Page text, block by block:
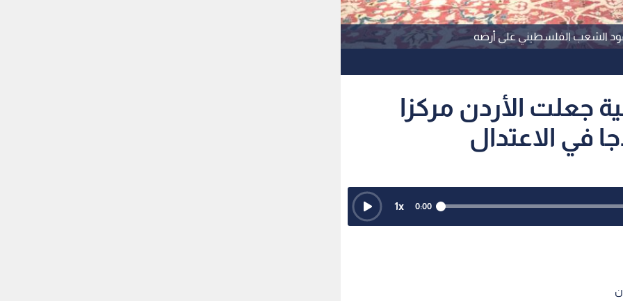
صمود الشعب الفلسطيني على أرضه
جعلت الأردن مركزا
في الاعتدال
0:00
1x